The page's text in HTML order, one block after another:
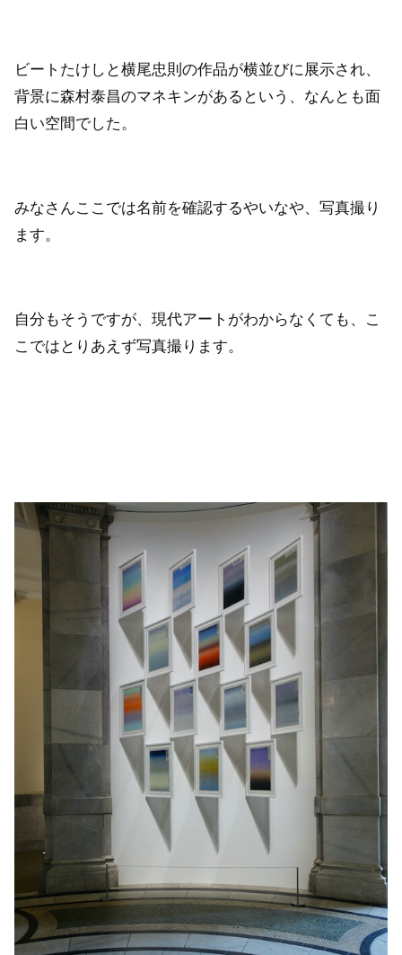
ビートたけしと横尾忠則の作品が横並びに展示され、
背景に森村泰昌のマネキンがあるという、なんとも面
白い空間でした。
みなさんここでは名前を確認するやいなや、写真撮り
ます。
自分もそうですが、現代アートがわからなくても、こ
こではとりあえず写真撮ります。